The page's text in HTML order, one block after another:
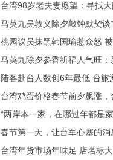
台湾98岁老夫妻愿望：寻找
马英九吴敦义除夕敲钟默契谈“两岸”
桃园议员抹黑韩国瑜惹众怒 被爆出黑
马英九除夕参香祈福人气旺：新的一年
陆客赴台人数创6年最低 台旅游业者
台湾鸡蛋价格春节前夕飙涨，台民众叹
“两岸本一家，在哪过年都是
春节第一天，让台军心塞的消
台湾年货市场年味足 店名标大陆地名